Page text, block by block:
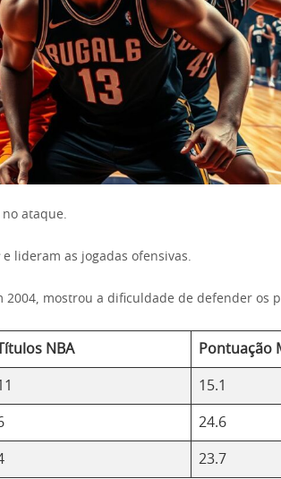
ataque.
e lideram as jogadas ofensivas.
2004, mostrou a dificuldade de defender os
Títulos NBA Pontuação
15.1
24.6
23.7